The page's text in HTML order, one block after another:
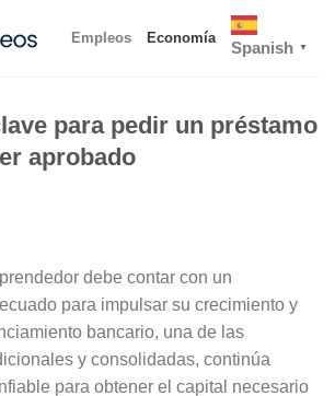
Empleos Economía
Spanish ▼
para pedir un préstamo
aprobado
debe contar con un
para impulsar su crecimiento y
bancario, una de las
y consolidadas, continúa
para obtener el capital necesario